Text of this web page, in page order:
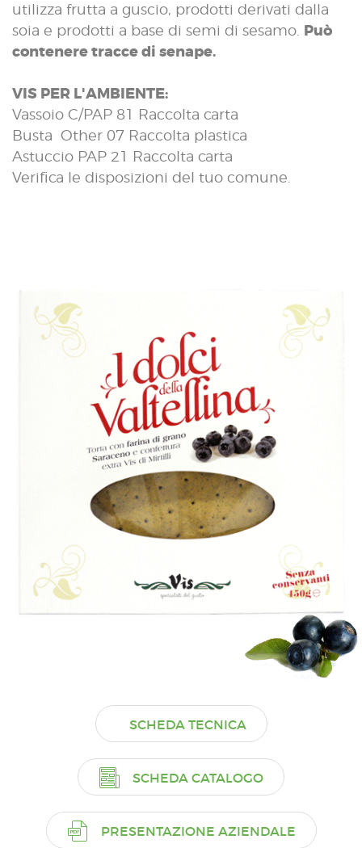
utilizza frutta a guscio, prodotti derivati dalla
soia e prodotti a base di semi di sesamo. Può
contenere tracce di senape.
VIS PER L'AMBIENTE:
Vassoio C/PAP 81 Raccolta carta
Busta Other 07 Raccolta plastica
Astuccio PAP 21 Raccolta carta
Verifica le disposizioni del tuo comune.
SCHEDA TECNICA
SCHEDA CATALOGO
PRESENTAZIONE AZIENDALE